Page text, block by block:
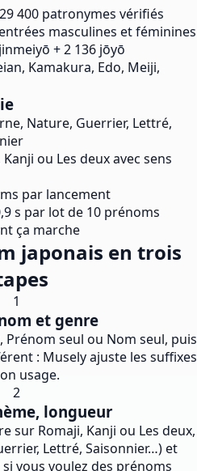
29 400 patronymes vérifiés
masculines et féminines
+ 2 136 jōyō
Kamakura, Edo, Meiji,
Nature, Guerrier, Lettré,
Kanji ou Les deux avec sens
par lancement
s par lot de 10 prénoms
ça marche
japonais en trois
1
et genre
seul ou Nom seul, puis
: Musely ajuste les suffixes
usage.
2
longueur
sur Romaji, Kanji ou Les deux,
Lettré, Saisonnier…) et
vous voulez des prénoms